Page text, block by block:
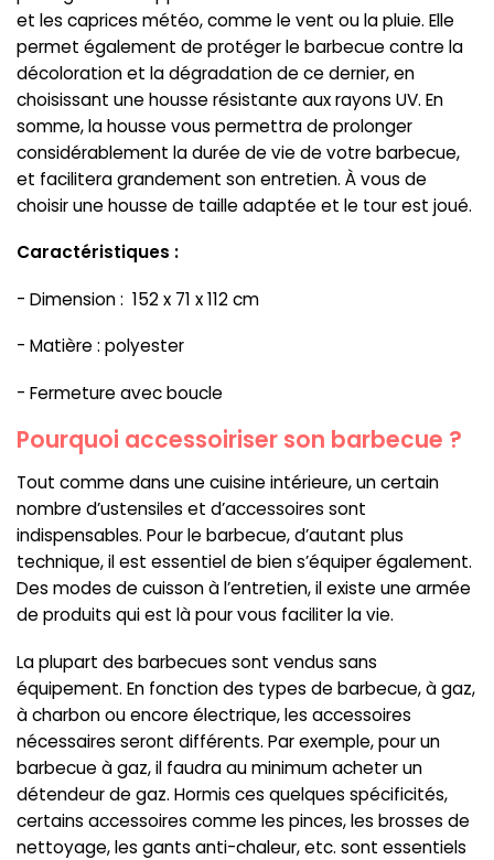
et les caprices météo, comme le vent ou la pluie. Elle
permet également de protéger le barbecue contre la
décoloration et la dégradation de ce dernier, en
choisissant une housse résistante aux rayons UV. En
somme, la housse vous permettra de prolonger
considérablement la durée de vie de votre barbecue,
et facilitera grandement son entretien. À vous de
choisir une housse de taille adaptée et le tour est joué.
Caractéristiques :
- Dimension : 152 x 71 x 112 cm
- Matière : polyester
- Fermeture avec boucle
Pourquoi accessoiriser son barbecue ?
Tout comme dans une cuisine intérieure, un certain
nombre d’ustensiles et d’accessoires sont
indispensables. Pour le barbecue, d’autant plus
technique, il est essentiel de bien s’équiper également.
Des modes de cuisson à l’entretien, il existe une armée
de produits qui est là pour vous faciliter la vie.
La plupart des barbecues sont vendus sans
équipement. En fonction des types de barbecue, à gaz,
à charbon ou encore électrique, les accessoires
nécessaires seront différents. Par exemple, pour un
barbecue à gaz, il faudra au minimum acheter un
détendeur de gaz. Hormis ces quelques spécificités,
certains accessoires comme les pinces, les brosses de
nettoyage, les gants anti-chaleur, etc. sont essentiels